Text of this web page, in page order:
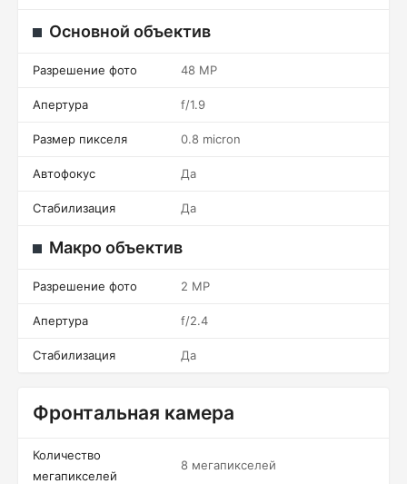
Основной объектив
Разрешение фото 48 MP
Апертура f/1.9
Размер пикселя 0.8 micron
Автофокус Да
Стабилизация Да
Макро объектив
Разрешение фото 2 MP
Апертура f/2.4
Стабилизация Да
Фронтальная камера
Количество
мегапикселей
8 мегапикселей